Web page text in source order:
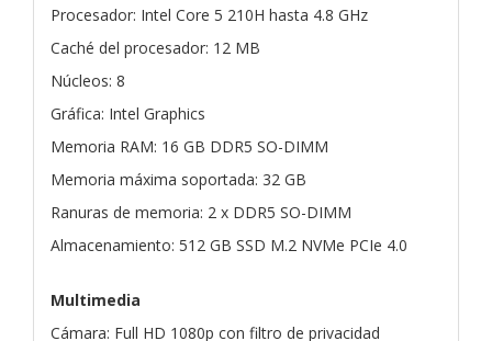
Procesador: Intel Core 5 210H hasta 4.8 GHz
Caché del procesador: 12 MB
Núcleos: 8
Gráfica: Intel Graphics
Memoria RAM: 16 GB DDR5 SO-DIMM
Memoria máxima soportada: 32 GB
Ranuras de memoria: 2 x DDR5 SO-DIMM
Almacenamiento: 512 GB SSD M.2 NVMe PCIe 4.0
Multimedia
Cámara: Full HD 1080p con filtro de privacidad